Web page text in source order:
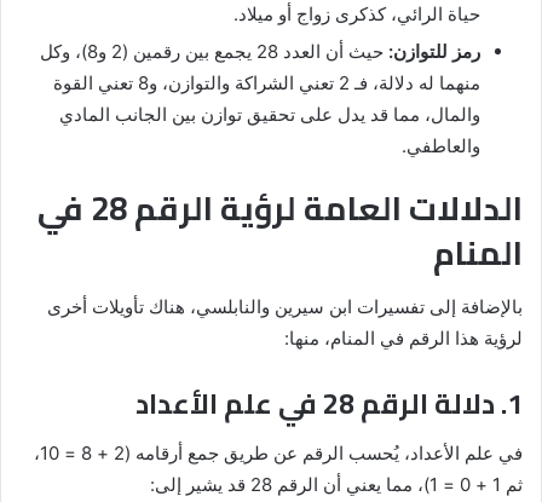
حياة الرائي، كذكرى زواج أو ميلاد.
رمز للتوازن:
حيث أن العدد 28 يجمع بين رقمين (2 و8)، وكل
منهما له دلالة، فـ 2 تعني الشراكة والتوازن، و8 تعني القوة
والمال، مما قد يدل على تحقيق توازن بين الجانب المادي
والعاطفي.
الدلالات العامة لرؤية الرقم 28 في
المنام
بالإضافة إلى تفسيرات ابن سيرين والنابلسي، هناك تأويلات أخرى
لرؤية هذا الرقم في المنام، منها:
1. دلالة الرقم 28 في علم الأعداد
في علم الأعداد، يُحسب الرقم عن طريق جمع أرقامه (2 + 8 = 10،
ثم 1 + 0 = 1)، مما يعني أن الرقم 28 قد يشير إلى: